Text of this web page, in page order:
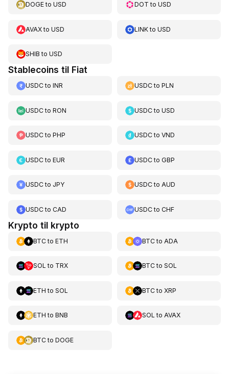
DOGEto USD DOT toUSD
AVAXto USD LINKtoUSD
SHIB to USD
Stablecoins til Fiat
USDCto INR USDCtoPLN
USDCto RON USDCtoUSD
USDCto PHP USDCtoVND
USDCto EUR USDCtoGBP
USDCto JPY USDCtoAUD
USDCto CAD USDCtoCHF
Krypto til krypto
BTCto ETH BTCto ADA
SOL to TRX BTCto SOL
ETH to SOL BTCto XRP
ETH to BNB SOL to AVAX
BTCto DOGE